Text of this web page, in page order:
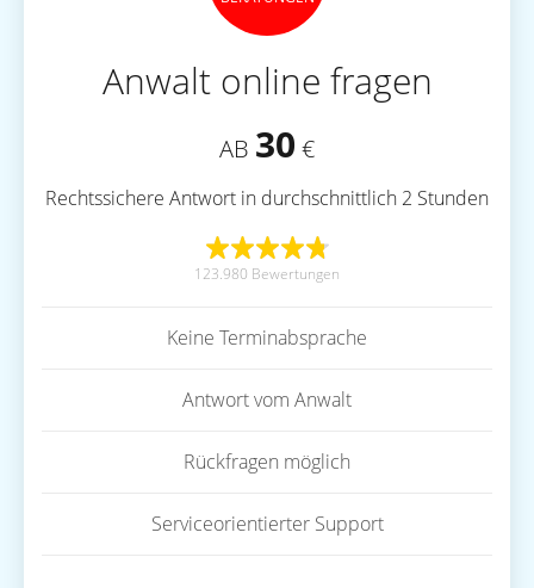
Anwalt online fragen
AB 30 €
Rechtssichere Antwort in durchschnittlich 2 Stunden
123.980 Bewertungen
Keine Terminabsprache
Antwort vom Anwalt
Rückfragen möglich
Serviceorientierter Support